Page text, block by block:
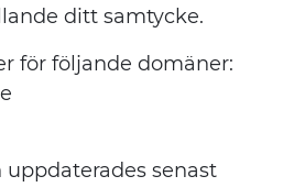
ditt samtycke.
för följande domäner:
senast